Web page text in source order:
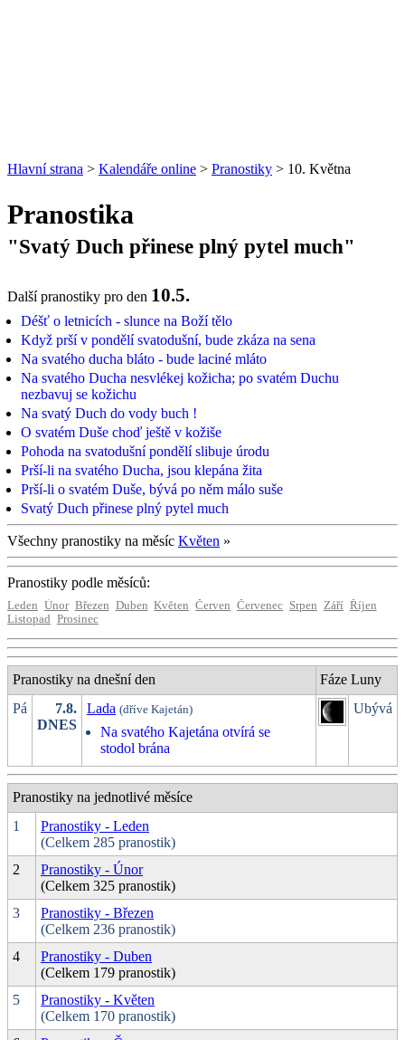
Hlavní strana > Kalendáře online > Pranostiky > 10. Května
Pranostika
"Svatý Duch přinese plný pytel much"
Další pranostiky pro den 10.5.
Déšť o letnicích - slunce na Boží tělo
Když prší v pondělí svatodušní, bude zkáza na sena
Na svatého ducha bláto - bude laciné mláto
Na svatého Ducha nesvlékej kožicha; po svatém Duchu
nezbavuj se kožichu
Na svatý Duch do vody buch !
O svatém Duše choď ještě v kožiše
Pohoda na svatodušní pondělí slibuje úrodu
Prší-li na svatého Ducha, jsou klepána žita
Prší-li o svatém Duše, bývá po něm málo suše
Svatý Duch přinese plný pytel much
Všechny pranostiky na měsíc Květen »
Pranostiky podle měsíců:
Leden Únor Březen Duben Květen Červen Červenec Srpen Září Říjen
Listopad Prosinec
Pranostiky na dnešní den
Fáze Luny
Pá
7.8.
DNES
Lada (dříve Kajetán)
Na svatého Kajetána otvírá se
stodol brána
Ubývá
Pranostiky na jednotlivé měsíce
1
Pranostiky - Leden
(Celkem 285 pranostik)
2
Pranostiky - Únor
(Celkem 325 pranostik)
3
Pranostiky - Březen
(Celkem 236 pranostik)
4
Pranostiky - Duben
(Celkem 179 pranostik)
5
Pranostiky - Květen
(Celkem 170 pranostik)